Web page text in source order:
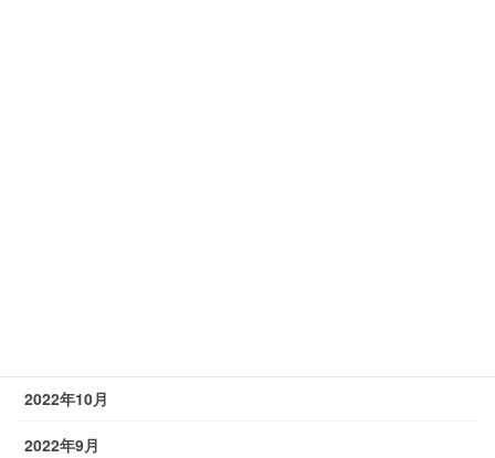
2022年10月
2022年9月